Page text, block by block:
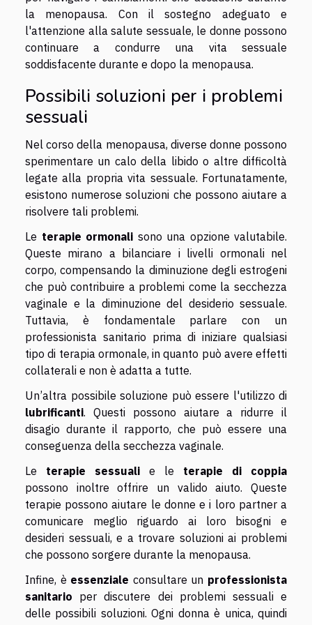
la menopausa. Con il sostegno adeguato e
l'attenzione alla salute sessuale, le donne possono
continuare a condurre una vita sessuale
soddisfacente durante e dopo la menopausa.
Possibili soluzioni per i problemi
sessuali
Nel corso della menopausa, diverse donne possono
sperimentare un calo della libido o altre difficoltà
legate alla propria vita sessuale. Fortunatamente,
esistono numerose soluzioni che possono aiutare a
risolvere tali problemi.
Le terapie ormonali sono una opzione valutabile.
Queste mirano a bilanciare i livelli ormonali nel
corpo, compensando la diminuzione degli estrogeni
che può contribuire a problemi come la secchezza
vaginale e la diminuzione del desiderio sessuale.
Tuttavia, è fondamentale parlare con un
professionista sanitario prima di iniziare qualsiasi
tipo di terapia ormonale, in quanto può avere effetti
collaterali e non è adatta a tutte.
Un’altra possibile soluzione può essere l'utilizzo di
lubrificanti. Questi possono aiutare a ridurre il
disagio durante il rapporto, che può essere una
conseguenza della secchezza vaginale.
Le terapie sessuali e le terapie di coppia
possono inoltre offrire un valido aiuto. Queste
terapie possono aiutare le donne e i loro partner a
comunicare meglio riguardo ai loro bisogni e
desideri sessuali, e a trovare soluzioni ai problemi
che possono sorgere durante la menopausa.
Infine, è essenziale consultare un professionista
sanitario per discutere dei problemi sessuali e
delle possibili soluzioni. Ogni donna è unica, quindi